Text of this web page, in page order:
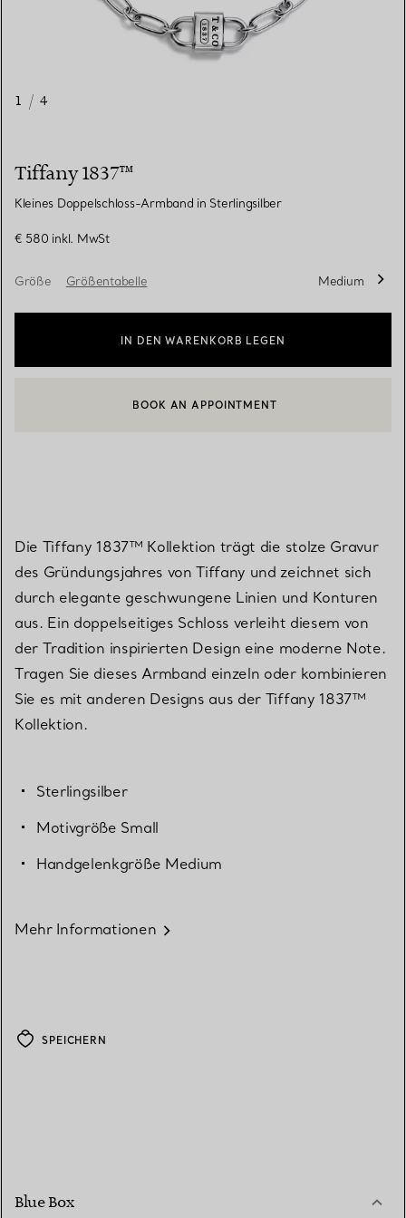
1 / 4
Tiffany 1837™
Kleines Doppelschloss-Armband in Sterlingsilber
€ 580 inkl. MwSt
Größe Größentabelle Medium
IN DEN WARENKORB LEGEN
EINEN KUNDENBERATER KONTAKTIEREN ODER EINEN
BOOK AN APPOINTMENT
Die Tiffany 1837™ Kollektion trägt die stolze Gravur
des Gründungsjahres von Tiffany und zeichnet sich
durch elegante geschwungene Linien und Konturen
aus. Ein doppelseitiges Schloss verleiht diesem von
der Tradition inspirierten Design eine moderne Note.
Tragen Sie dieses Armband einzeln oder kombinieren
Sie es mit anderen Designs aus der Tiffany 1837™
Kollektion.
Sterlingsilber
Motivgröße Small
Handgelenkgröße Medium
Mehr Informationen
SPEICHERN
Blue Box